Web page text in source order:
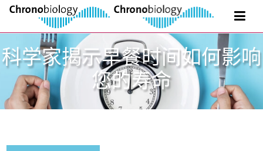
科学家揭示早餐时间如何影响
您的寿命